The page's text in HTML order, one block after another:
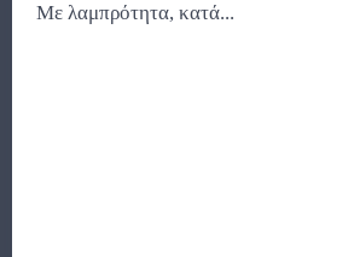
Με λαμπρότητα, κατά...